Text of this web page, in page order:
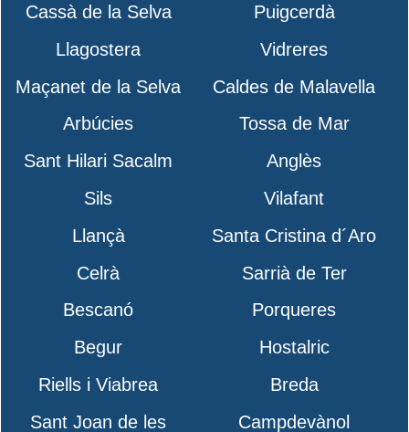
Cassà de la Selva
Puigcerdà
Llagostera
Vidreres
Maçanet de la Selva
Caldes de Malavella
Arbúcies
Tossa de Mar
Sant Hilari Sacalm
Anglès
Sils
Vilafant
Llançà
Santa Cristina d´Aro
Celrà
Sarrià de Ter
Bescanó
Porqueres
Begur
Hostalric
Riells i Viabrea
Breda
Sant Joan de les
Campdevànol